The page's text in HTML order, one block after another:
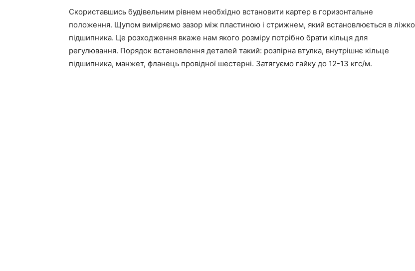
Скориставшись будівельним рівнем необхідно встановити картер в горизонтальне
положення. Щупом виміряємо зазор між пластиною і стрижнем, який встановлюється в ліжко
підшипника. Це розходження вкаже нам якого розміру потрібно брати кільця для
регулювання. Порядок встановлення деталей такий: розпірна втулка, внутрішнє кільце
підшипника, манжет, фланець провідної шестерні. Затягуємо гайку до 12-13 кгс/м.